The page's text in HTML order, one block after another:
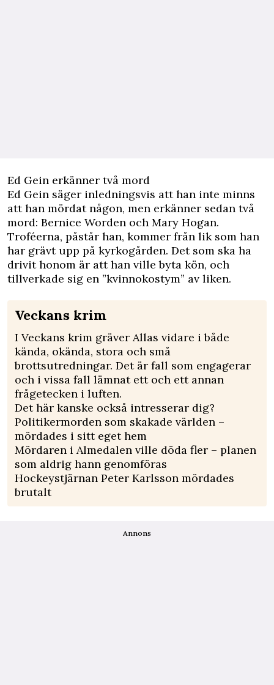
Ed Gein erkänner två mord
Ed Gein säger inledningsvis att han inte minns
att han mördat någon, men erkänner sedan två
mord: Bernice Worden och Mary Hogan.
Troféerna, påstår han, kommer från lik som han
har grävt upp på kyrkogården. Det som ska ha
drivit honom är att han ville byta kön, och
tillverkade sig en ”kvinnokostym” av liken.
Veckans krim
I Veckans krim gräver Allas vidare i både
kända, okända, stora och små
brottsutredningar. Det är fall som engagerar
och i vissa fall lämnat ett och ett annan
frågetecken i luften.
Det här kanske också intresserar dig?
Politikermorden som skakade världen –
mördades i sitt eget hem
Mördaren i Almedalen ville döda fler – planen
som aldrig hann genomföras
Hockeystjärnan Peter Karlsson mördades
brutalt
Annons